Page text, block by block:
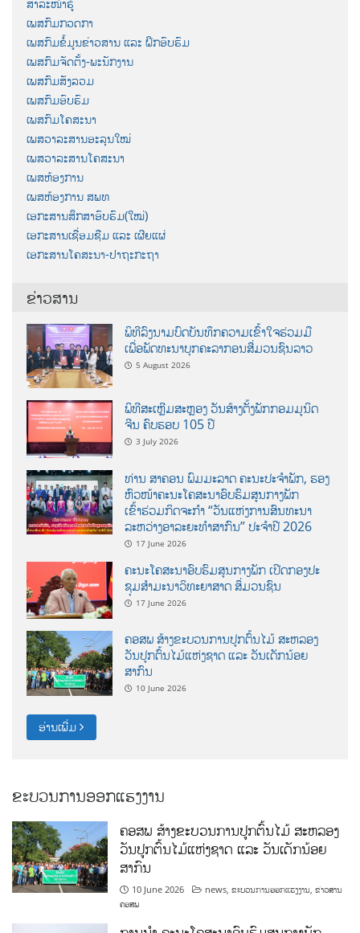
ສາລະໜ້າຮູ້
ເພສກົມກວດກາ
ເພສກົມຂໍ້ມູນຂ່າວສານ ແລະ ຝຶກອົບຮົມ
ເພສກົມຈັດຕັ້ງ-ພະນັກງານ
ເພສກົມສັງລວມ
ເພສກົມອົບຮົມ
ເພສກົມໂຄສະນາ
ເພສວາລະສານອະລຸນໃໝ່
ເພສວາລະສານໂຄສະນາ
ເພສຫ້ອງການ
ເພສຫ້ອງການ ສພທ
ເອກະສານສຶກສາອົບຮົມ(ໃໝ່)
ເອກະສານເຊື່ອມຊືມ ແລະ ເຜີຍແຜ່
ເອກະສານໂຄສະນາ-ປາຖະກະຖາ
ຂ່າວສານ
ພິທີລົງນາມບົດບັນທຶກຄວາມເຂົ້າໃຈຮ່ວມມື
ເພື່ອພັດທະນາບຸກຄະລາກອນສື່ມວນຊົນລາວ
5 August 2026
ພິທີສະເຫຼີມສະຫຼອງ ວັນສ້າງຕັ້ງພັກກອມມູນິດ
ຈີນ ຄົບຮອບ 105 ປີ
3 July 2026
ທ່ານ ສາຄອນ ພົມມະລາດ ຄະນະປະຈໍາພັກ, ຮອງ
ຫົວໜ້າຄະນະໂຄສະນາອົບຮົມສູນກາງພັກ
ເຂົ້າຮ່ວມກິດຈະກຳ “ວັນແຫ່ງການສົນທະນາ
ລະຫວ່າງອາລະຍະທຳສາກົນ” ປະຈຳປີ 2026
17 June 2026
ຄະນະໂຄສະນາອົບຮົມສູນກາງພັກ ເປີດກອງປະ
ຊຸມສຳມະນາວິທະຍາສາດ ສຶ່ມວນຊົນ
17 June 2026
ຄອສພ ສ້າງຂະບວນການປູກຕົ້ນໄມ້ ສະຫລອງ
ວັນປູກຕົ້ນໄມ້ແຫ່ງຊາດ ແລະ ວັນເດັກນ້ອຍ
ສາກົນ
10 June 2026
ອ່ານເພີ່ມ
ຂະບວນການອອກແຮງງານ
ຄອສພ ສ້າງຂະບວນການປູກຕົ້ນໄມ້ ສະຫລອງ
ວັນປູກຕົ້ນໄມ້ແຫ່ງຊາດ ແລະ ວັນເດັກນ້ອຍ
ສາກົນ
10 June 2026 news ,ຂະບວນການອອກແຮງງານ ,ຂ່າວສານ
ຄອສພ